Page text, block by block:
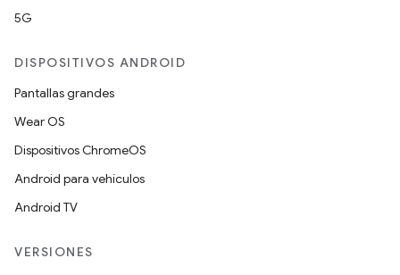
5G
DISPOSITIVOS ANDROID
Pantallas grandes
Wear OS
Dispositivos ChromeOS
Android para vehículos
Android TV
VERSIONES